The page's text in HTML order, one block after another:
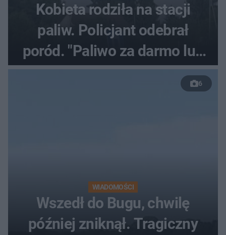
Kobieta rodziła na stacji
paliw. Policjant odebrał
poród. "Paliwo za darmo lub
50 %!"
6
WIADOMOŚCI
Wszedł do Bugu, chwilę
później zniknął. Tragiczny